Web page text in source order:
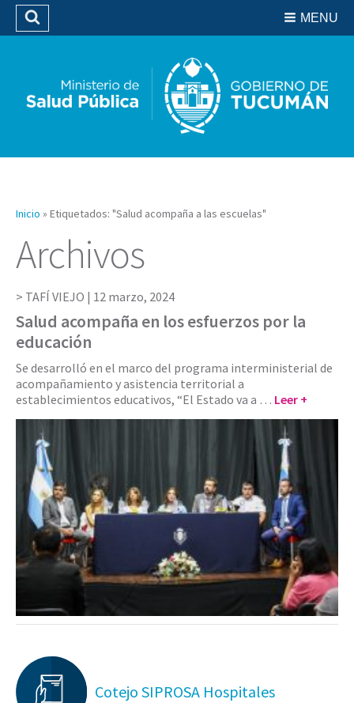
Biblioteca
MENU
Buscar
Inicio » Etiquetados: "Salud acompaña a las escuelas"
Archivos
TAFÍ VIEJO | 12 marzo, 2024
Salud acompaña en los esfuerzos por la
educación
Se desarrolló en el marco del programa interministerial de
acompañamiento y asistencia territorial a
establecimientos educativos, “El Estado va a … Leer +
Cotejo SIPROSA Hospitales